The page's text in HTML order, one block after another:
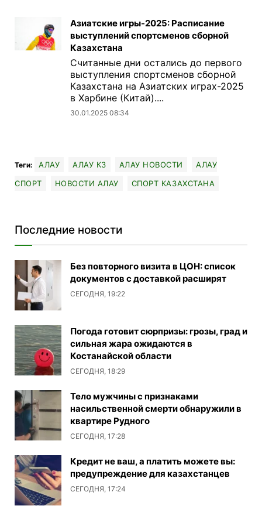
Азиатские игры-2025: Расписание
выступлений спортсменов сборной
Казахстана
Считанные дни остались до первого
выступления спортсменов сборной
Казахстана на Азиатских играх-2025
в Харбине (Китай)....
30.01.2025 08:34
Теги: АЛАУ АЛАУ КЗ АЛАУ НОВОСТИ
АЛАУ
СПОРТ
НОВОСТИ АЛАУ СПОРТ КАЗАХСТАНА
Последние новости
Без повторного визита в ЦОН: список
документов с доставкой расширят
СЕГОДНЯ, 19:22
Погода готовит сюрпризы: грозы, град и
сильная жара ожидаются в
Костанайской области
СЕГОДНЯ, 18:29
Тело мужчины с признаками
насильственной смерти обнаружили в
квартире Рудного
СЕГОДНЯ, 17:28
Кредит не ваш, а платить можете вы:
предупреждение для казахстанцев
СЕГОДНЯ, 17:24